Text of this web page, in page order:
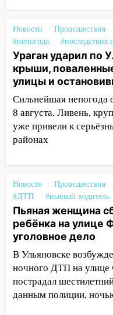
ветром вырвало
13:46
Сильный
СТО на
13:35 Непогода
транспорту: в
сошёл с рельсов
13:22 Упавшие
дороги в
закончится
сохранятся 9
13:15 Трижды
житель
знакомого 191
13:14 Ураган
проспекте
13:12 Дерево
Новгородской в
Новости Происшествия
#непогода
#последствия
Ураган ударил по
крыши,
улицы и
Сильнейшая непогода
8 августа. Ливень,
уже привели к
районах
Новости Происшествия
#ДТП
#пьяный водитель
Пьяная женщина
ребёнка на улице
уголовное дело
В Ульяновске
ночного ДТП на улице
пострадал
данным полиции,